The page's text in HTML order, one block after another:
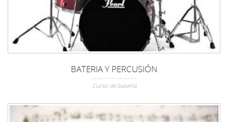
BATERIA Y PERCUSIÓN
Curso de batería